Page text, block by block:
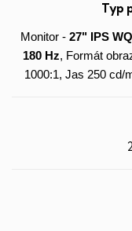
Typ
Monitor - 27" IPS
180 Hz, Formát
1000:1, Jas 250 cd/